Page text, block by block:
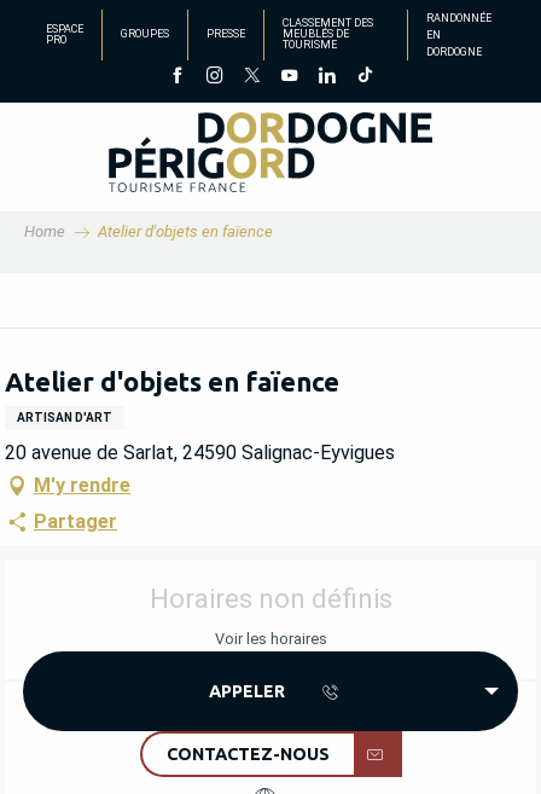
principal
ESPACE
PRO
GROUPES PRESSE
CLASSEMENT DES
MEUBLÉS DE
TOURISME
RANDONNÉE
EN
DORDOGNE
Home Atelier d'objets en faïence
Atelier d'objets en faïence
ARTISAN D'ART
20 avenue de Sarlat, 24590 Salignac-Eyvigues
M'y rendre
Partager
OUVERTURE ET COORDONNÉES
Horaires non définis
Voir les horaires
APPELER
CONTACTEZ-NOUS